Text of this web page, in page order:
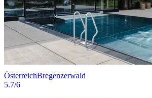
ÖsterreichBregenzerwald
5.7/6